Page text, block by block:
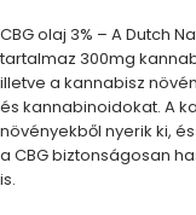
CBG olaj 3% – A Dutch
tartalmaz 300mg
illetve a kannabisz
és kannabinoidokat. A
növényekből nyerik ki,
a CBG biztonságosan
is.